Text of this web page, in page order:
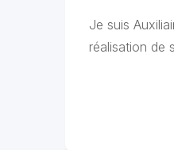
Je suis
réalisation de